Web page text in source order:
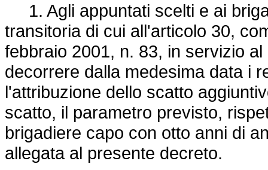
1. Agli appuntati scelti e ai
transitoria di cui all'articolo 30,
febbraio 2001, n. 83, in servizio
decorrere dalla medesima data i
l'attribuzione dello scatto
scatto, il parametro previsto,
brigadiere capo con otto anni di
allegata al presente decreto.